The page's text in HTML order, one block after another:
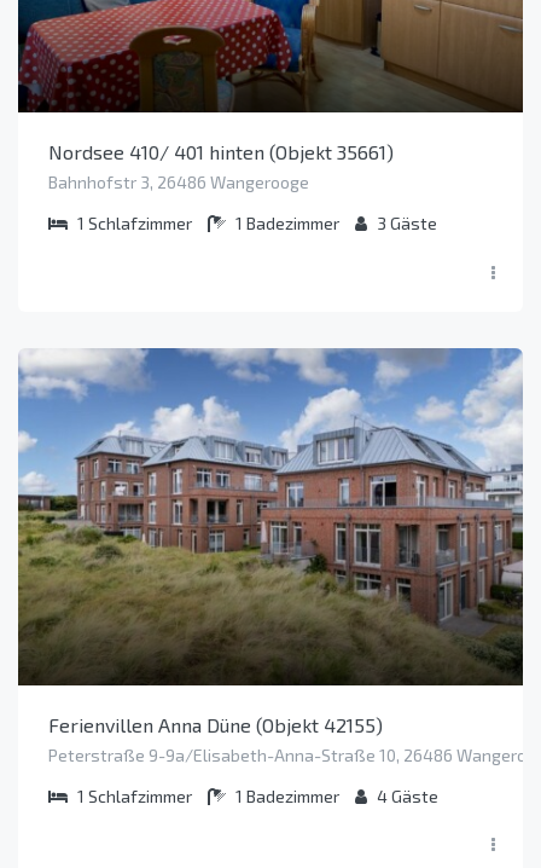
Nordsee 410/ 401 hinten (Objekt 35661)
Bahnhofstr 3, 26486 Wangerooge
1 Schlafzimmer 1 Badezimmer 3 Gäste
Ferienvillen Anna Düne (Objekt 42155)
Peterstraße 9-9a/Elisabeth-Anna-Straße 10, 26486
1 Schlafzimmer 1 Badezimmer 4Gäste